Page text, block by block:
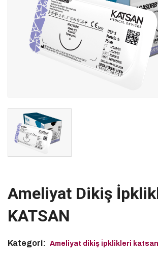
Ameliyat Dikiş
KATSAN
Kategori: Ameliyat dikiş i̇pklikleri katsan